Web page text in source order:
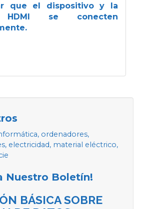
que el dispositivo y la
HDMI se conecten
ordenadores,
electricidad, material eléctrico,
Nuestro Boletín!
BÁSICA SOBRE